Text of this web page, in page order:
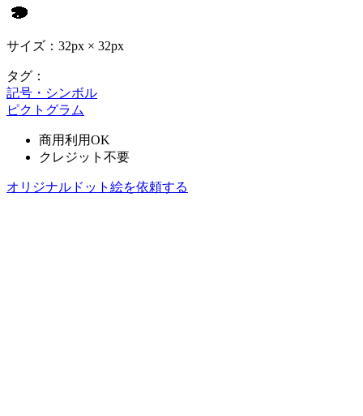
サイズ：32px × 32px
タグ：
記号・シンボル
ピクトグラム
商用利用OK
クレジット不要
オリジナルドット絵を依頼する